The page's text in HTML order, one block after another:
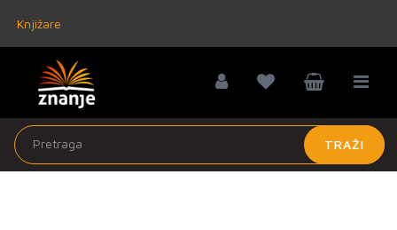
Knjižare
TRAŽI